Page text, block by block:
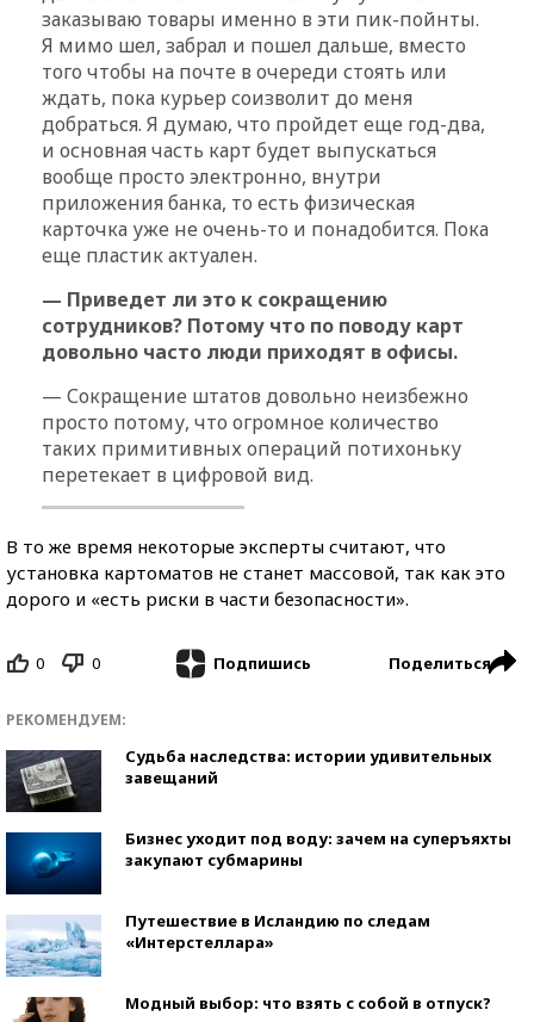
заказываю товары именно в эти пик-пойнты.
Я мимо шел, забрал и пошел дальше, вместо
того чтобы на почте в очереди стоять или
ждать, пока курьер соизволит до меня
добраться. Я думаю, что пройдет еще год-два,
и основная часть карт будет выпускаться
вообще просто электронно, внутри
приложения банка, то есть физическая
карточка уже не очень-то и понадобится. Пока
еще пластик актуален.
— Приведет ли это к сокращению
сотрудников? Потому что по поводу карт
довольно часто люди приходят в офисы.
— Сокращение штатов довольно неизбежно
просто потому, что огромное количество
таких примитивных операций потихоньку
перетекает в цифровой вид.
В то же время некоторые эксперты считают, что
установка картоматов не станет массовой, так как это
дорого и «есть риски в части безопасности».
0 0 Подпишись Поделиться
РЕКОМЕНДУЕМ:
Судьба наследства: истории удивительных
завещаний
Бизнес уходит под воду: зачем на суперъяхты
закупают субмарины
Путешествие в Исландию по следам
«Интерстеллара»
Модный выбор: что взять с собой в отпуск?